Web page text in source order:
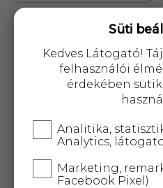
Süti
Kedves Látogató!
felhasználói
érdekében
Analitika,
Analytics,
Marketing,
Facebook Pixel)